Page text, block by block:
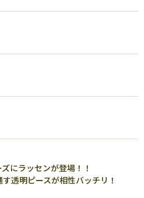
にラッセンが登場！！
透明ピースが相性バッチリ！